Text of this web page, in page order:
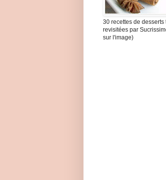
30 recettes de
revisitées par
sur l'image)